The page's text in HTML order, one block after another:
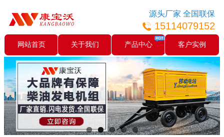
源头厂家 全国联保
15114079152
网站首页 关于我们 产品中心 客户实例